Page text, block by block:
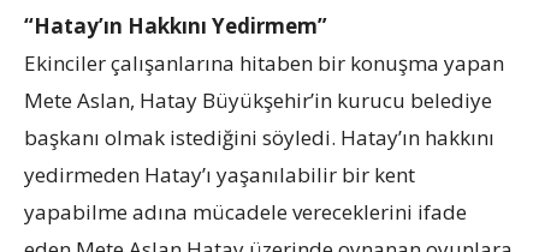
“Hatay’ın Hakkını Yedirmem”
Ekinciler çalışanlarına hitaben bir konuşma yapan
Mete Aslan, Hatay Büyükşehir’in kurucu belediye
başkanı olmak istediğini söyledi. Hatay’ın hakkını
yedirmeden Hatay’ı yaşanılabilir bir kent
yapabilme adına mücadele vereceklerini ifade